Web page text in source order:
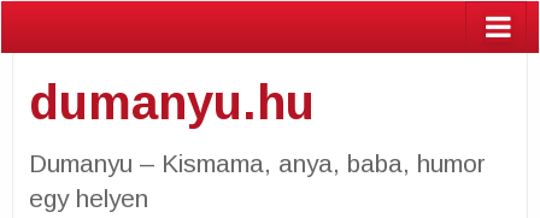
dumanyu.hu
Dumanyu – Kismama, anya, baba, humor
egy helyen